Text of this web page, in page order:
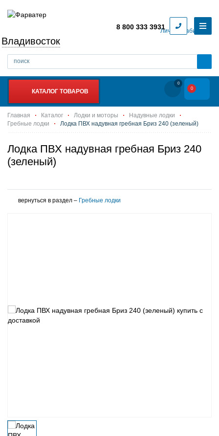
Личный кабинет
Владивосток
8 800 333 3931
КАТАЛОГ ТОВАРОВ
0
0
Главная Каталог Лодки и моторы
Надувные лодки
Гребные лодки
Лодка ПВХ надувная гребная Бриз 240 (зеленый)
Лодка ПВХ надувная гребная Бриз 240
(зеленый)
вернуться в раздел – Гребные лодки